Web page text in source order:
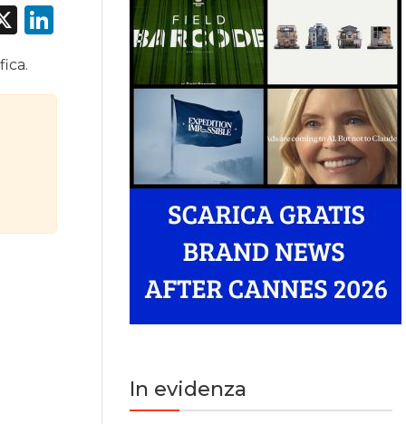
X LinkedIn
In evidenza